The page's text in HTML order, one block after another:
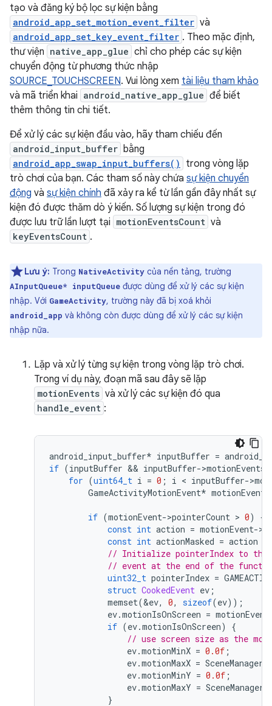
tạo và đăng ký bộ lọc sự kiện bằng
android_app_set_motion_event_filter và
android_app_set_key_event_filter . Theo mặc định,
thư viện native_app_glue chỉ cho phép các sự kiện
chuyển động từ phương thức nhập
SOURCE_TOUCHSCREEN. Vui lòng xem tài liệu tham khảo
và mã triển khai android_native_app_glue để biết
thêm thông tin chi tiết.
Để xử lý các sự kiện đầu vào, hãy tham chiếu đến
android_input_buffer bằng
android_app_swap_input_buffers()
trong vòng lặp
trò chơi của bạn. Các tham số này chứa sự kiện chuyển
động và sự kiện chính đã xảy ra kể từ lần gần đây nhất sự
kiện đó được thăm dò ý kiến. Số lượng sự kiện trong đó
được lưu trữ lần lượt tại motionEventsCount và
keyEventsCount .
Lưu ý: Trong NativeActivity của nền tảng, trường
AInputQueue* inputQueue được dùng để xử lý các sự kiện
nhập. Với GameActivity, trường này đã bị xoá khỏi
android_app và không còn được dùng để xử lý các sự kiện
nhập nữa.
Lặp và xử lý từng sự kiện trong vòng lặp trò chơi.
Trong ví dụ này, đoạn mã sau đây sẽ lặp
motionEvents và xử lý các sự kiện đó qua
handle_event :
android_input_buffer* inputBuffer =
if (inputBuffer && inputBuffer->
for (uint64_t i = 0 ; i < inputBuffer->
GameActivityMotionEvent* motionEvent
if (motionEvent->pointerCount > 0)
{
const int action = motionEvent->
const int actionMasked = action
// Initialize pointerIndex to the
// event at the end of the
uint32_t pointerIndex =
struct CookedEvent ev ;
memset(&ev, 0, sizeof(ev));
ev.motionIsOnScreen = motionEvent
if (ev.motionIsOnScreen)
{
// use screen size as the
ev.motionMinX = 0.0f ;
ev.motionMaxX = SceneManager
ev.motionMinY = 0.0f ;
ev.motionMaxY = SceneManager
}